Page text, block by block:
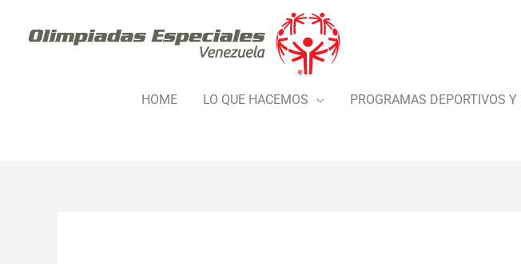
HOME LO QUE HACEMOS PROGRAMAS DEPORTIVOS